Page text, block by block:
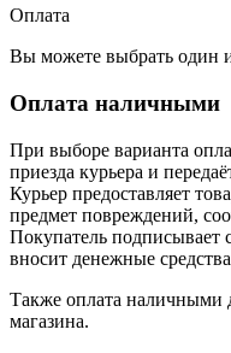
Оплата
Вы можете выбрать один
Оплата наличными
При выборе варианта
приезда курьера и
Курьер предоставляет
предмет повреждений,
Покупатель подписывает
вносит денежные
Также оплата наличными
магазина.